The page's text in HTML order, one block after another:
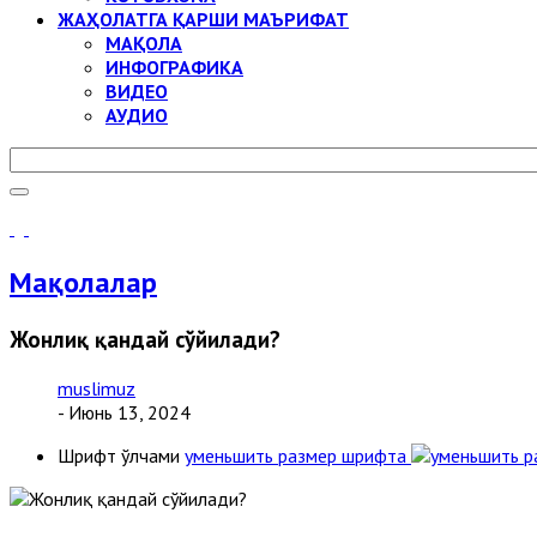
ЖАҲОЛАТГА ҚАРШИ МАЪРИФАТ
МАҚОЛА
ИНФОГРАФИКА
ВИДЕО
АУДИО
Мақолалар
Жонлиқ қандай сўйилади?
muslimuz
- Июнь 13, 2024
Шрифт ўлчами уменьшить размер шрифта